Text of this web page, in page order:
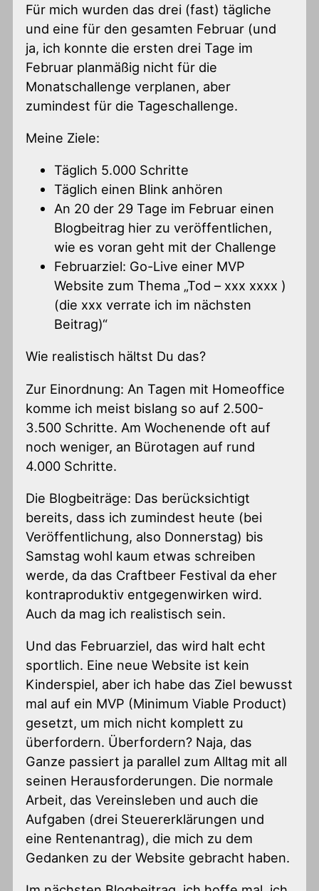
Für mich wurden das drei (fast) tägliche
und eine für den gesamten Februar (und
ja, ich konnte die ersten drei Tage im
Februar planmäßig nicht für die
Monatschallenge verplanen, aber
zumindest für die Tageschallenge.
Meine Ziele:
Täglich 5.000 Schritte
Täglich einen Blink anhören
An 20 der 29 Tage im Februar einen
Blogbeitrag hier zu veröffentlichen,
wie es voran geht mit der Challenge
Februarziel: Go-Live einer MVP
Website zum Thema „Tod – xxx xxxx )
(die xxx verrate ich im nächsten
Beitrag)“
Wie realistisch hältst Du das?
Zur Einordnung: An Tagen mit Homeoffice
komme ich meist bislang so auf 2.500-
3.500 Schritte. Am Wochenende oft auf
noch weniger, an Bürotagen auf rund
4.000 Schritte.
Die Blogbeiträge: Das berücksichtigt
bereits, dass ich zumindest heute (bei
Veröffentlichung, also Donnerstag) bis
Samstag wohl kaum etwas schreiben
werde, da das Craftbeer Festival da eher
kontraproduktiv entgegenwirken wird.
Auch da mag ich realistisch sein.
Und das Februarziel, das wird halt echt
sportlich. Eine neue Website ist kein
Kinderspiel, aber ich habe das Ziel bewusst
mal auf ein MVP (Minimum Viable Product)
gesetzt, um mich nicht komplett zu
überfordern. Überfordern? Naja, das
Ganze passiert ja parallel zum Alltag mit all
seinen Herausforderungen. Die normale
Arbeit, das Vereinsleben und auch die
Aufgaben (drei Steuererklärungen und
eine Rentenantrag), die mich zu dem
Gedanken zu der Website gebracht haben.